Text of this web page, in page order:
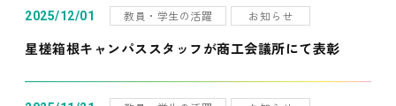
2025/12/01 教員・学生の活躍 お知らせ
星槎箱根キャンパススタッフが商工会議所にて表彰